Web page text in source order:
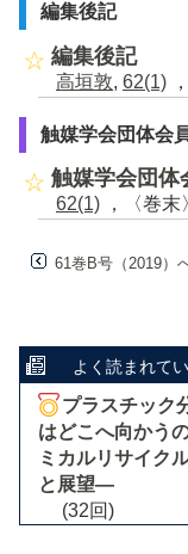
編集後記
編集後記
高垣敦, 62(1)
触媒学会団体会
触媒学会団体
62(1) ，〈巻末
61巻B号（2019）
よく読まれて
プラスチック
はどこへ向かう
ミカルリサイク
と展望―
(32回)